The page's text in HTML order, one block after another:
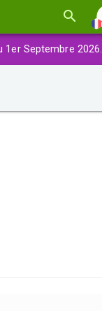
1er Septembre 2026.